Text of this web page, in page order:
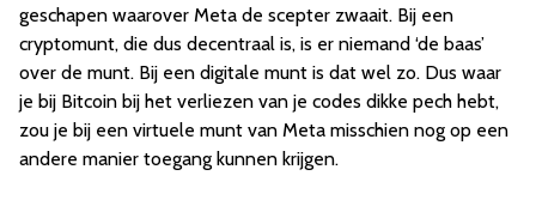
geschapen waarover Meta de scepter zwaait. Bij een
cryptomunt, die dus decentraal is, is er niemand ‘de baas’
over de munt. Bij een digitale munt is dat wel zo. Dus waar
je bij Bitcoin bij het verliezen van je codes dikke pech hebt,
zou je bij een virtuele munt van Meta misschien nog op een
andere manier toegang kunnen krijgen.